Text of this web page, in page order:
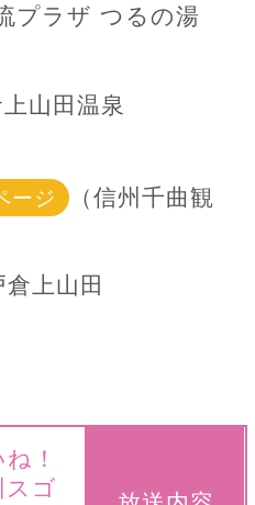
プラザ つるの湯
上山田温泉
ージ
（信州千曲観
倉上山田
！
スゴ